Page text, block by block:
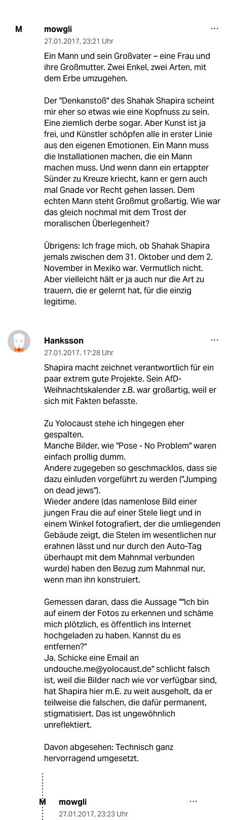
M mowgli
27.01.2017, 23:21 Uhr
Ein Mann und sein Großvater – eine Frau und
ihre Großmutter. Zwei Enkel, zwei Arten, mit
dem Erbe umzugehen.
Der "Denkanstoß" des Shahak Shapira scheint
mir eher so etwas wie eine Kopfnuss zu sein.
Eine ziemlich derbe sogar. Aber Kunst ist ja
frei, und Künstler schöpfen alle in erster Linie
aus den eigenen Emotionen. Ein Mann muss
die Installationen machen, die ein Mann
machen muss. Und wenn dann ein ertappter
Sünder zu Kreuze kriecht, kann er gern auch
mal Gnade vor Recht gehen lassen. Dem
echten Mann steht Großmut großartig. Wie war
das gleich nochmal mit dem Trost der
moralischen Überlegenheit?
Übrigens: Ich frage mich, ob Shahak Shapira
jemals zwischen dem 31. Oktober und dem 2.
November in Mexiko war. Vermutlich nicht.
Aber vielleicht hält er ja auch nur die Art zu
trauern, die er gelernt hat, für die einzig
legitime.
Hanksson
27.01.2017, 17:28 Uhr
Shapira macht zeichnet verantwortlich für ein
paar extrem gute Projekte. Sein AfD-
Weihnachtskalender z.B. war großartig, weil er
sich mit Fakten befasste.
Zu Yolocaust stehe ich hingegen eher
gespalten.
Manche Bilder, wie "Pose - No Problem" waren
einfach prollig dumm.
Andere zugegeben so geschmacklos, dass sie
dazu einluden vorgeführt zu werden ("Jumping
on dead jews").
Wieder andere (das namenlose Bild einer
jungen Frau die auf einer Stele liegt und in
einem Winkel fotografiert, der die umliegenden
Gebäude zeigt, die Stelen im wesentlichen nur
erahnen lässt und nur durch den Auto-Tag
überhaupt mit dem Mahnmal verbunden
wurde) haben den Bezug zum Mahnmal nur,
wenn man ihn konstruiert.
Gemessen daran, dass die Aussage ""Ich bin
auf einem der Fotos zu erkennen und schäme
mich plötzlich, es öffentlich ins Internet
hochgeladen zu haben. Kannst du es
entfernen?"
Ja. Schicke eine Email an
undouche.me@yolocaust.de" schlicht falsch
ist, weil die Bilder nach wie vor verfügbar sind,
hat Shapira hier m.E. zu weit ausgeholt, da er
teilweise die falschen, die dafür permanent,
stigmatisiert. Das ist ungewöhnlich
unreflektiert.
Davon abgesehen: Technisch ganz
hervorragend umgesetzt.
M mowgli
27.01.2017, 23:23 Uhr